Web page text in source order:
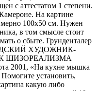
с аттестатом 1 степени.
На картине
100х50 см. Нужен
в том смысле стоит
о сбыте. Грунденталер
ХУДОЖНИК-
ШИЗОРЕАЛИЗМА
2001, «На кухне мышка
установить,
какую либо